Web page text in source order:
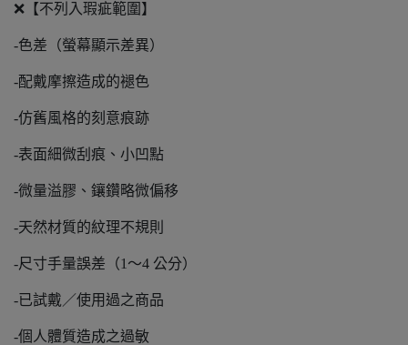
❌【不列入瑕疵範圍】
-色差（螢幕顯示差異）
-配戴摩擦造成的褪色
-仿舊風格的刻意痕跡
-表面細微刮痕、小凹點
-微量溢膠、鑲鑽略微偏移
-天然材質的紋理不規則
-尺寸手量誤差（1～4 公分）
-已試戴／使用過之商品
-個人體質造成之過敏